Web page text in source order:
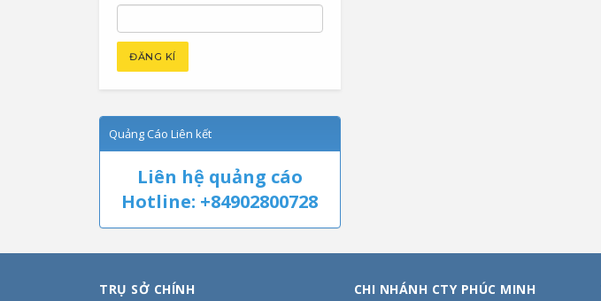
Quảng Cáo Liên kết
Liên hệ quảng cáo
Hotline: +84902800728
TRỤ SỞ CHÍNH CHI NHÁNH CTY PHÚC MINH